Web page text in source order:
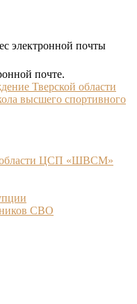
электронной почты
почте.
Тверской области
высшего спортивного
области ЦСП «ШВСМ»
СВО